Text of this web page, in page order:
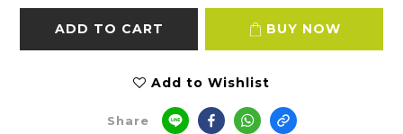
ADD TO CART BUY NOW
Add to Wishlist
Share